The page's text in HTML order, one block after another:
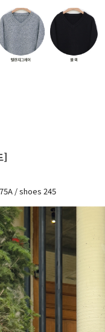
]
/ shoes 245